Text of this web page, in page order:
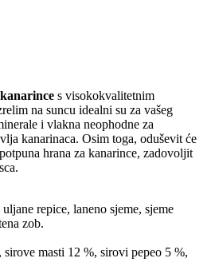
s visokokvalitetnim
na suncu idealni su za vašeg
i vlakna neophodne za
kanarinaca. Osim toga, oduševit će
hrana za kanarince, zadovoljit
repice, laneno sjeme, sjeme
zob.
masti 12 %, sirovi pepeo 5 %,